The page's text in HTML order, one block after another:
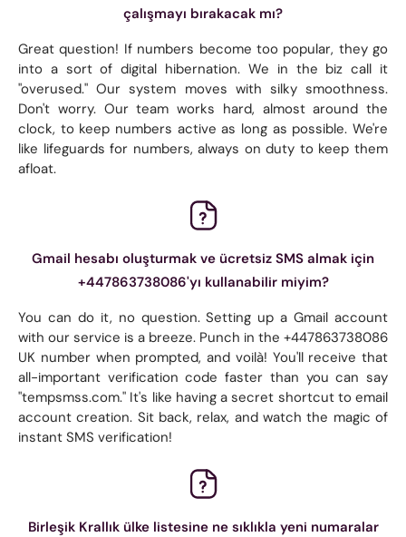
çalışmayı bırakacak mı?
Great question! If numbers become too popular, they go
into a sort of digital hibernation. We in the biz call it
"overused." Our system moves with silky smoothness.
Don't worry. Our team works hard, almost around the
clock, to keep numbers active as long as possible. We're
like lifeguards for numbers, always on duty to keep them
afloat.
Gmail hesabı oluşturmak ve ücretsiz SMS almak için
+447863738086'yı kullanabilir miyim?
You can do it, no question. Setting up a Gmail account
with our service is a breeze. Punch in the +447863738086
UK number when prompted, and voilà! You'll receive that
all-important verification code faster than you can say
"tempsmss.com." It's like having a secret shortcut to email
account creation. Sit back, relax, and watch the magic of
instant SMS verification!
Birleşik Krallık ülke listesine ne sıklıkla yeni numaralar